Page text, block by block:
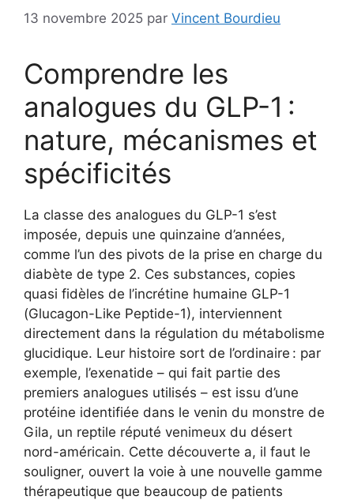
13 novembre 2025 par Vincent Bourdieu
Comprendre les
analogues du GLP-1 :
nature, mécanismes et
spécificités
La classe des analogues du GLP-1 s’est
imposée, depuis une quinzaine d’années,
comme l’un des pivots de la prise en charge du
diabète de type 2. Ces substances, copies
quasi fidèles de l’incrétine humaine GLP-1
(Glucagon-Like Peptide-1), interviennent
directement dans la régulation du métabolisme
glucidique. Leur histoire sort de l’ordinaire : par
exemple, l’exenatide – qui fait partie des
premiers analogues utilisés – est issu d’une
protéine identifiée dans le venin du monstre de
Gila, un reptile réputé venimeux du désert
nord-américain. Cette découverte a, il faut le
souligner, ouvert la voie à une nouvelle gamme
thérapeutique que beaucoup de patients